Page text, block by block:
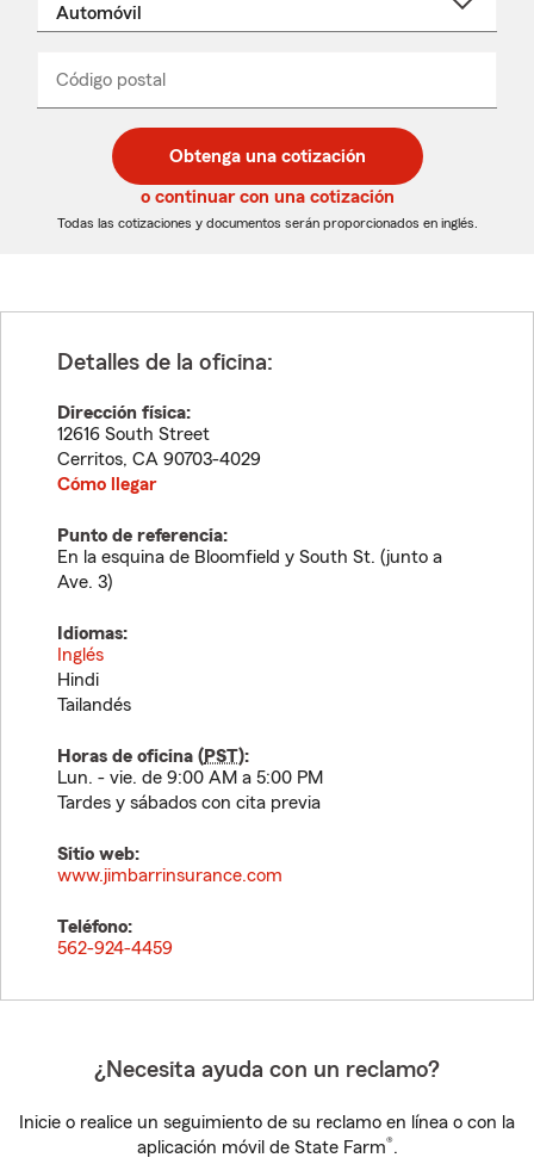
desplegable
Código postal
de
5
dígitos
de
5
dígitos
_____
Obtenga una cotización
o continuar con una cotización
Todas las cotizaciones y documentos serán proporcionados en inglés.
Detalles de la oficina:
Dirección física:
12616 South Street
Cerritos, CA 90703-4029
Cómo llegar
Punto de referencia:
En la esquina de Bloomfield y South St. (junto a
Ave. 3)
Idiomas:
Inglés
Hindi
Tailandés
Horas de oficina (PST):
Lun. - vie. de 9:00 AM a 5:00 PM
Tardes y sábados con cita previa
Sitio web:
www.jimbarrinsurance.com
Teléfono:
562-924-4459
¿Necesita ayuda con un reclamo?
Inicie o realice un seguimiento de su reclamo en línea o con la
aplicación móvil de State Farm®.